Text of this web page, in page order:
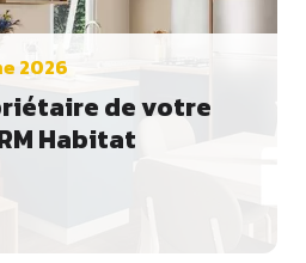
2026
de votre
Habitat